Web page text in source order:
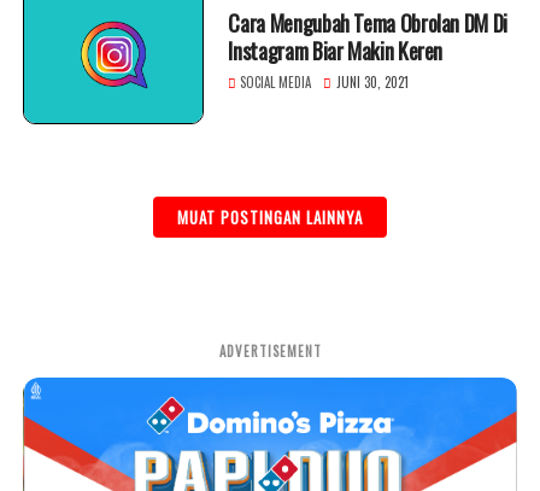
Cara Mengubah Tema Obrolan DM Di
Instagram Biar Makin Keren
SOCIAL MEDIA JUNI 30, 2021
MUAT POSTINGAN LAINNYA
ADVERTISEMENT